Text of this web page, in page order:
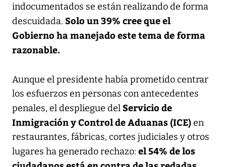
indocumentados se están realizando de forma
descuidada. Solo un 39% cree que el
Gobierno ha manejado este tema de forma
razonable.
Aunque el presidente había prometido centrar
los esfuerzos en personas con antecedentes
penales, el despliegue del Servicio de
Inmigración y Control de Aduanas (ICE)en
restaurantes, fábricas, cortes judiciales y otros
lugares ha generado rechazo: el 54% de los